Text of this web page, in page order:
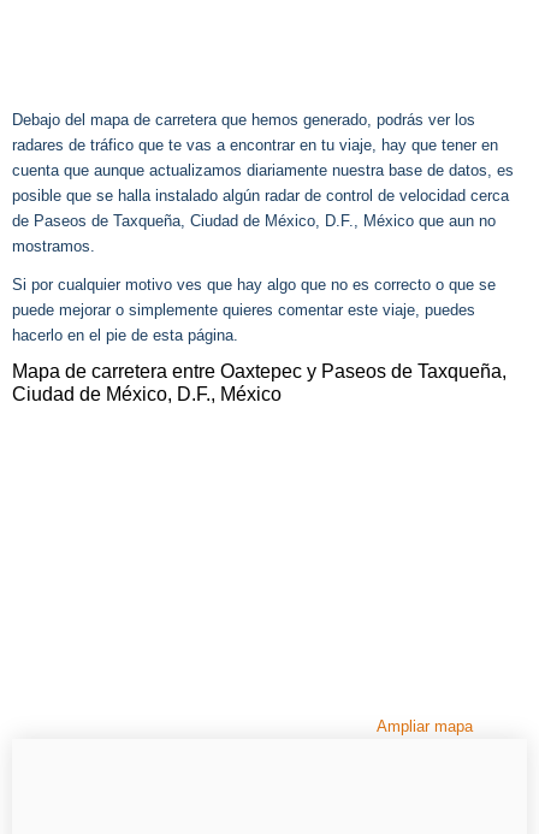
Debajo del mapa de carretera que hemos generado, podrás ver los
radares de tráfico que te vas a encontrar en tu viaje, hay que tener en
cuenta que aunque actualizamos diariamente nuestra base de datos, es
posible que se halla instalado algún radar de control de velocidad cerca
de Paseos de Taxqueña, Ciudad de México, D.F., México que aun no
mostramos.
Si por cualquier motivo ves que hay algo que no es correcto o que se
puede mejorar o simplemente quieres comentar este viaje, puedes
hacerlo en el pie de esta página.
Mapa de carretera entre Oaxtepec y Paseos de Taxqueña,
Ciudad de México, D.F., México
Ampliar mapa